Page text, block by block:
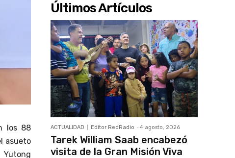
los 88
asueto
Últimos Artículos
ACTUALIDAD Editor RedRadio - 4 agosto, 2026
Tarek William Saab encabezó
visita de la Gran Misión Viva